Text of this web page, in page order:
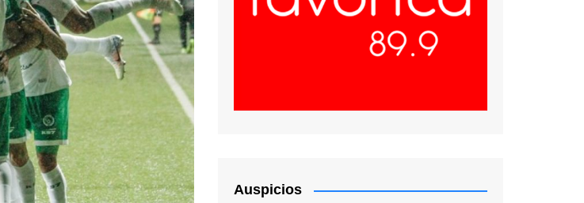
Auspicios